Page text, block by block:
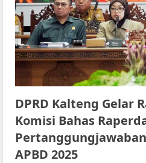
DPRD Kalteng Gelar
Komisi Bahas
APBD 2025